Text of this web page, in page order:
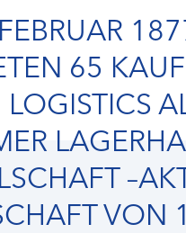
65
LOGISTICS
VON